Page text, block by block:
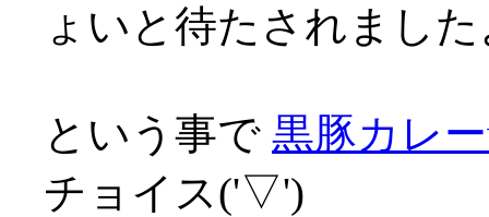
ょいと待たされまし
という事で 黒豚カレ
チョイス('▽')